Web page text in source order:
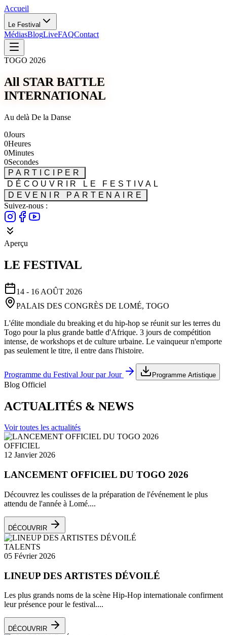
Accueil
Le Festival
MédiasBlogLiveFAQContact
TOGO 2026
All STAR BATTLE
INTERNATIONAL
Au delà De la Danse
0Jours
0Heures
0Minutes
0Secondes
PARTICIPER
DÉCOUVRIR LE FESTIVAL
DEVENIR PARTENAIRE
Suivez-nous :
Aperçu
LE FESTIVAL
14 - 16 AOÛT 2026
PALAIS DES CONGRÈS DE LOMÉ, TOGO
L'élite mondiale du breaking et du hip-hop se réunit sur les terres du
Togo pour la plus grande battle d'Afrique. 3 jours de compétition
intense, de workshops et de culture urbaine. Le vainqueur n'emporte
pas seulement le titre, il entre dans l'histoire.
Programme du Festival Jour par Jour Programme Artistique
Blog Officiel
ACTUALITÉS & NEWS
Voir toutes les actualités
OFFICIEL
12 Janvier 2026
LANCEMENT OFFICIEL DU TOGO 2026
Découvrez les coulisses de la préparation de l'événement le plus
attendu de l'année à Lomé....
DÉCOUVRIR
TALENTS
05 Février 2026
LINEUP DES ARTISTES DÉVOILÉ
Les plus grands noms de la scène Hip-Hop internationale confirment
leur présence pour le festival....
DÉCOUVRIR